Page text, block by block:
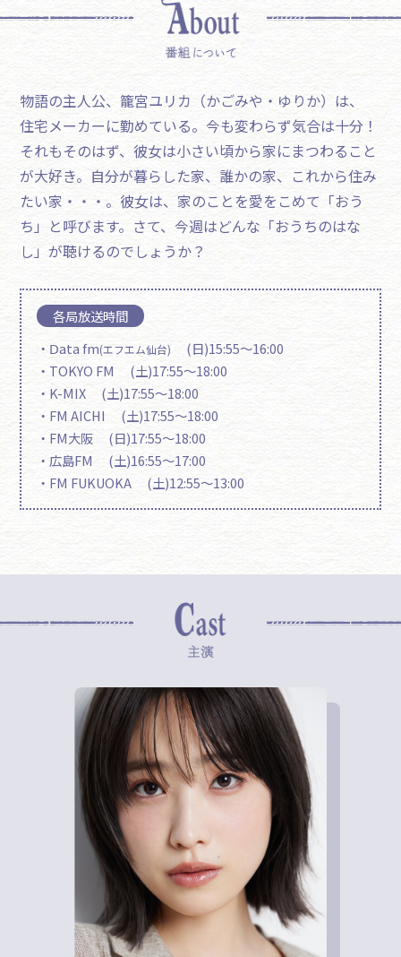
物語の主人公、籠宮ユリカ（かごみや・ゆりか）は、
住宅メーカーに勤めている。今も変わらず気合は十分！
それもそのはず、彼女は小さい頃から家にまつわること
が大好き。自分が暮らした家、誰かの家、これから住み
たい家・・・。彼女は、家のことを愛をこめて「おう
ち」と呼びます。さて、今週はどんな「おうちのはな
し」が聴けるのでしょうか？
各局放送時間
・Ⅾata fm(エフエム仙台)
(日)15:55～16:00
・TOKYO FM (土)17:55～18:00
・K-MIX (土)17:55～18:00
・FM AICHI (土)17:55～18:00
・FM大阪 (日)17:55～18:00
・広島FM (土)16:55～17:00
・FM FUKUOKA (土)12:55～13:00